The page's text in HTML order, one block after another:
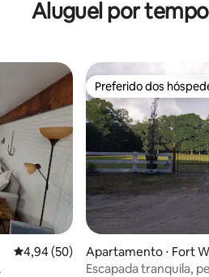
restaurantes
Aluguel por
hóspedes
4,94 de uma avaliação média de 5,
4,94 (50)
Preferido dos
Preferido dos
Apartamento ⋅ Fort
Escapada tranquila,